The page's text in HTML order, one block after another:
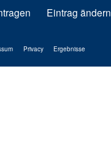
Eintrag ändern
Privacy Ergebnisse